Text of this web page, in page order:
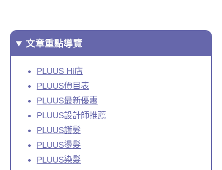
文章重點導覽
PLUUS Hi店
PLUUS價目表
PLUUS最新優惠
PLUUS設計師推薦
PLUUS護髮
PLUUS燙髮
PLUUS染髮